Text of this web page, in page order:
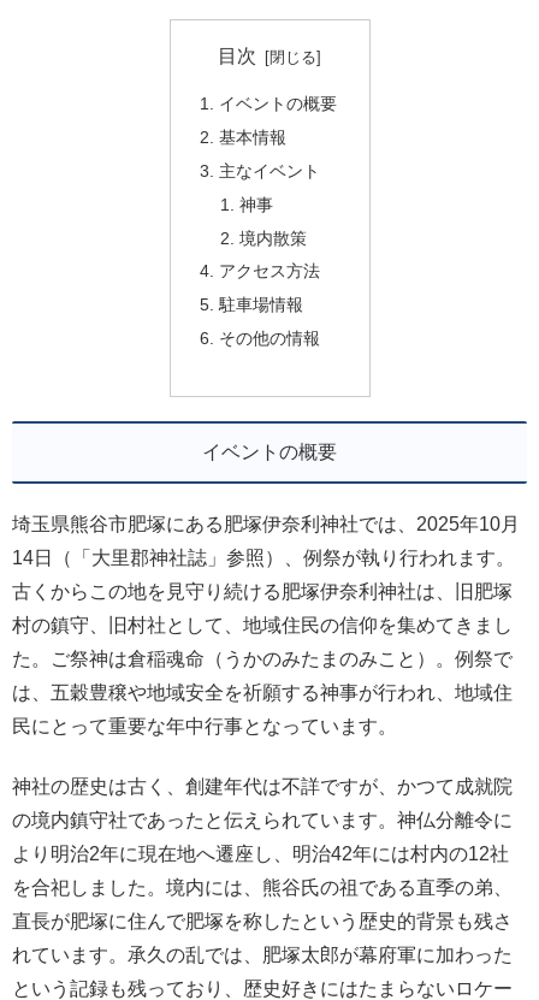
目次
イベントの概要
基本情報
主なイベント
神事
境内散策
アクセス方法
駐車場情報
その他の情報
イベントの概要
埼玉県熊谷市肥塚にある肥塚伊奈利神社では、2025年10月
14日（「大里郡神社誌」参照）、例祭が執り行われます。
古くからこの地を見守り続ける肥塚伊奈利神社は、旧肥塚
村の鎮守、旧村社として、地域住民の信仰を集めてきまし
た。ご祭神は倉稲魂命（うかのみたまのみこと）。例祭で
は、五穀豊穣や地域安全を祈願する神事が行われ、地域住
民にとって重要な年中行事となっています。
神社の歴史は古く、創建年代は不詳ですが、かつて成就院
の境内鎮守社であったと伝えられています。神仏分離令に
より明治2年に現在地へ遷座し、明治42年には村内の12社
を合祀しました。境内には、熊谷氏の祖である直季の弟、
直長が肥塚に住んで肥塚を称したという歴史的背景も残さ
れています。承久の乱では、肥塚太郎が幕府軍に加わった
という記録も残っており、歴史好きにはたまらないロケー